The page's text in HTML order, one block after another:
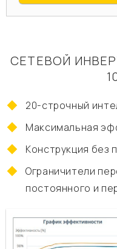
СЕТЕВОЙ
20-строчный
Максимальная
Конструкция без
Ограничители
постоянного и